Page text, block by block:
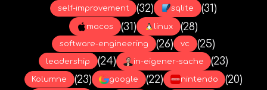
self-improvement (32) sqlite (31)
macos (31) linux (28)
software-engineering (26) vc (25)
leadership (24) in-eigener-sache (23)
Kolumne (23) google (22) nintendo (20)